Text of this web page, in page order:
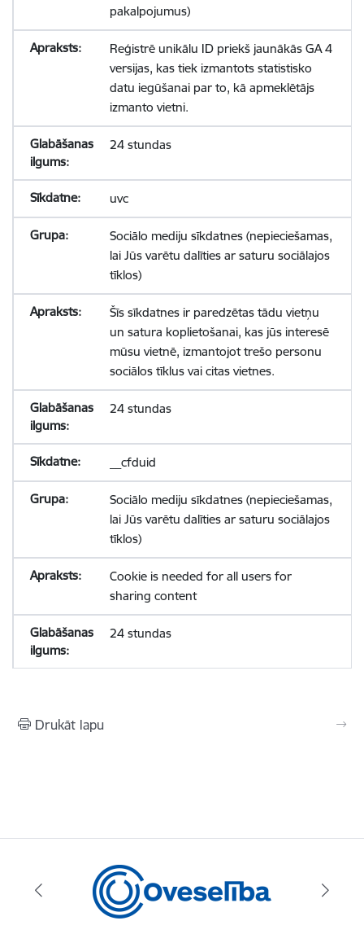
pakalpojumus)
Reģistrē unikālu ID priekš jaunākās GA 4
versijas, kas tiek izmantots statistisko
datu iegūšanai par to, kā apmeklētājs
izmanto vietni.
24 stundas
uvc
Sociālo mediju sīkdatnes (nepieciešamas,
lai Jūs varētu dalīties ar saturu sociālajos
tīklos)
Šīs sīkdatnes ir paredzētas tādu vietņu
un satura koplietošanai, kas jūs interesē
mūsu vietnē, izmantojot trešo personu
sociālos tīklus vai citas vietnes.
24 stundas
__cfduid
Sociālo mediju sīkdatnes (nepieciešamas,
lai Jūs varētu dalīties ar saturu sociālajos
tīklos)
Cookie is needed for all users for
sharing content
24 stundas
Drukāt lapu